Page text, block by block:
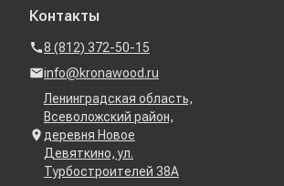
Контакты
8 (812) 372-50-15
info@kronawood.ru
Ленинградская область,
Всеволожский район,
деревня Новое
Девяткино, ул.
Турбостроителей 38А